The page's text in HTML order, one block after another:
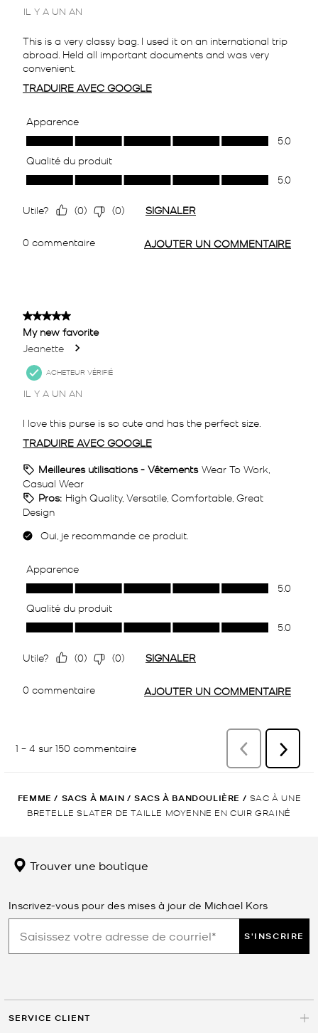
FEMME / SACS À MAIN / SACS À BANDOULIÈRE / SAC À UNE
BRETELLE SLATER DE TAILLE MOYENNE EN CUIR GRAINÉ
Trouver une boutique
Inscrivez-vous pour des mises à jour de Michael Kors
S'INSCRIRE
SERVICE CLIENT